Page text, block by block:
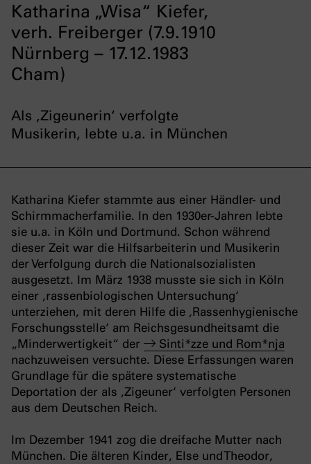
Katharina „Wisa“ Kiefer,
verh. Freiberger (7.9.1910
Nürnberg – 17.12.1983
Cham)
Als ‚Zigeunerin‘ verfolgte
Musikerin, lebte u.a. in München
Katharina Kiefer stammte aus einer Händler- und
Schirmmacherfamilie. In den 1930er-Jahren lebte
sie u.a. in Köln und Dortmund. Schon während
dieser Zeit war die Hilfsarbeiterin und Musikerin
der Verfolgung durch die Nationalsozialisten
ausgesetzt. Im März 1938 musste sie sich in Köln
einer ‚rassenbiologischen Untersuchung‘
unterziehen, mit deren Hilfe die ‚Rassenhygienische
Forschungsstelle‘ am Reichsgesundheitsamt die
„Minderwertigkeit“ der
Sinti*zze und Rom*nja
nachzuweisen versuchte. Diese Erfassungen waren
Grundlage für die spätere systematische
Deportation der als ‚Zigeuner‘ verfolgten Personen
aus dem Deutschen Reich.
Im Dezember 1941 zog die dreifache Mutter nach
München. Die älteren Kinder, Else und Theodor,